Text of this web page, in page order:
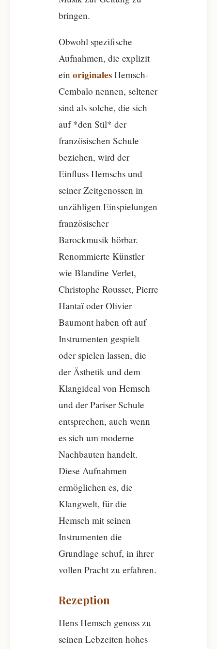
bringen.
Obwohl spezifische
Aufnahmen, die explizit
ein originales Hemsch-
Cembalo nennen, seltener
sind als solche, die sich
auf *den Stil* der
französischen Schule
beziehen, wird der
Einfluss Hemschs und
seiner Zeitgenossen in
unzähligen Einspielungen
französischer
Barockmusik hörbar.
Renommierte Künstler
wie Blandine Verlet,
Christophe Rousset, Pierre
Hantaï oder Olivier
Baumont haben oft auf
Instrumenten gespielt
oder spielen lassen, die
der Ästhetik und dem
Klangideal von Hemsch
und der Pariser Schule
entsprechen, auch wenn
es sich um moderne
Nachbauten handelt.
Diese Aufnahmen
ermöglichen es, die
Klangwelt, für die
Hemsch mit seinen
Instrumenten die
Grundlage schuf, in ihrer
vollen Pracht zu erfahren.
Rezeption
Hens Hemsch genoss zu
seinen Lebzeiten hohes